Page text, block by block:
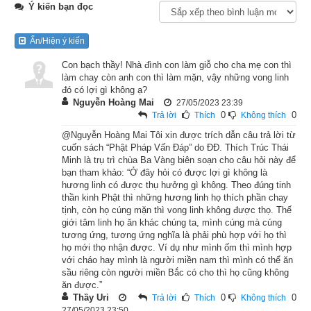
Liên Phật Hội
Lúc ấy, Phật ở thành Ca-tỳ-la-vệ, dưới gốc cây Ni-câu-đà.
Trong thành có một trưởng giả vô cùng giàu có nhưng không
con nối dõi. Cầu khẩn khắp nơi, mong được có con. Chẳng
bao lâu sau, người vợ có thai, sinh được một bé trai hình
dung xinh đẹp đáng yêu. Khi vừa sinh ra, trong nhà bỗng nhiên
có một dòng suối mát từ trong lòng đất chảy ra, lại có đủ các
thứ trân bảo, y phục quý giá cũng tự nhiên hóa hiện.
Ông trưởng giả thấy vậy vui mừng khôn xiết, liền mời thầy
tướng đến xem tướng cho cậu bé. Nhân vì khi sinh ra có các
thứ trân bảo, y phục quý giá đồng thời hóa hiện, liền đặt tên là
Chúng Bảo Trang Nghiêm.
Qua nhiều năm dần dần lớn lên, tình tình hiền hậu, nhân ái,
hiếu kính cha mẹ. Ngày kia, cùng với các vị thân hữu cùng đi
đến chỗ cội cây Ni-câu-đà, là nơi Phật đang thuyết pháp.
Ý kiến bạn đọc
Ẩn/Hiện ý kiến
Con bạch thầy! Nhà đình con làm giỗ cho cha mẹ con thì
làm chay còn anh con thì làm mặn, vậy những vong linh
đó có lợi gì không ạ?
Nguyễn Hoàng Mai
Trả lời Thích 0 Không thích 0
27/05/2023 23:39
@Nguyễn Hoàng Mai Tôi xin được trích dẫn câu trả lời từ
cuốn sách “Phật Pháp Vấn Đáp” do ĐĐ. Thích Trúc Thái
Minh là trụ trì chùa Ba Vàng biên soạn cho câu hỏi này để
bạn tham khảo: “Ở đây hỏi có được lợi gì không là
hương linh có được thụ hưởng gì không. Theo đúng tinh
thần kinh Phật thì những hương linh họ thích phần chay
tịnh, còn họ cúng mặn thì vong linh không được thọ. Thế
giới tâm linh họ ăn khác chúng ta, mình cúng mà cúng
tương ứng, tương ứng nghĩa là phải phù hợp với họ thì
họ mới thọ nhận được. Ví dụ như mình ốm thì mình hợp
với cháo hay mình là người miền nam thì mình có thể ăn
sầu riêng còn người miền Bắc có cho thì họ cũng không
ăn được.”
Thầy Uri
Trả lời Thích 0 Không thích 0